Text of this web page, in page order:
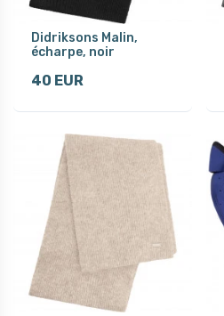
Didriksons Malin,
écharpe, noir
40 EUR